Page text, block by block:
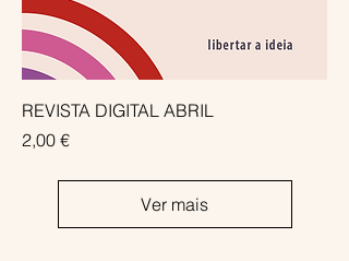
REVISTA DIGITAL ABRIL
Preço
2,00 €
Ver mais